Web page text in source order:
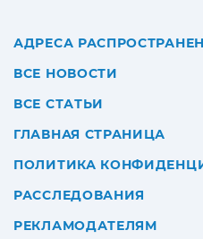
АДРЕСА
ВСЕ НОВОСТИ
ВСЕ СТАТЬИ
ГЛАВНАЯ СТРАНИЦА
ПОЛИТИКА
РАССЛЕДОВАНИЯ
РЕКЛАМОДАТЕЛЯМ